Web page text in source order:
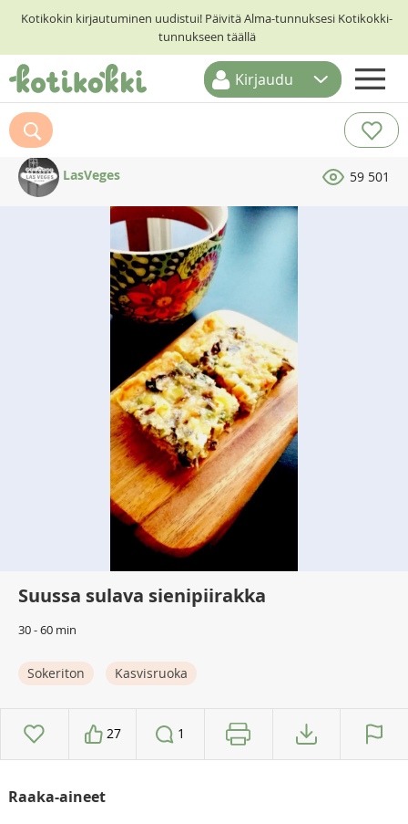
Kotikokin kirjautuminen uudistui! Päivitä Alma-tunnuksesi Kotikokki-
tunnukseen täällä
ETUSIVU
RESEPTIHAKU
RUOKATEEMAT
Kirjaudu
LasVeges 59 501
Suussa sulava sienipiirakka
30 - 60 min
Sokeriton Kasvisruoka
27 1
Raaka-aineet